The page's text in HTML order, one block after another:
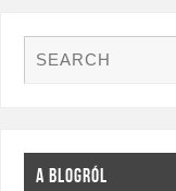
A BLOGRÓL